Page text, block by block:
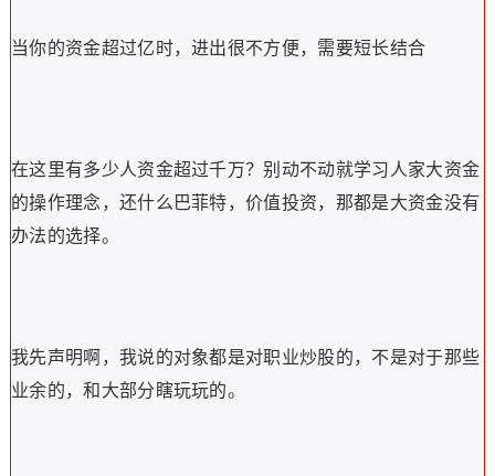
当你的资金超过亿时，进出很不方便，需要短长结合
在这里有多少人资金超过千万？别动不动就学习人家大资金
的操作理念，还什么巴菲特，价值投资，那都是大资金没有
办法的选择。
我先声明啊，我说的对象都是对职业炒股的，不是对于那些
业余的，和大部分瞎玩玩的。